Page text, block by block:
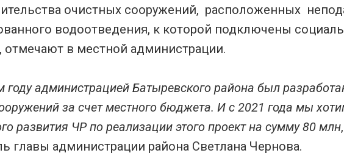
очистных сооружений, расположенных
водоотведения, к которой подключены
отмечают в местной администрации.
администрацией Батыревского района был
за счет местного бюджета. И с 2021 года мы
развития ЧР по реализации этого проект на сумму 80 млн
главы администрации района Светлана Чернова.